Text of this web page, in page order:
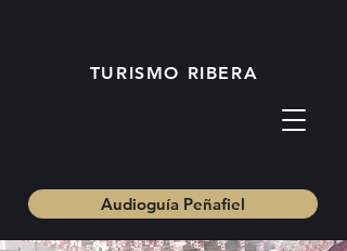
TURISMO RIBERA
Audioguía Peñafiel